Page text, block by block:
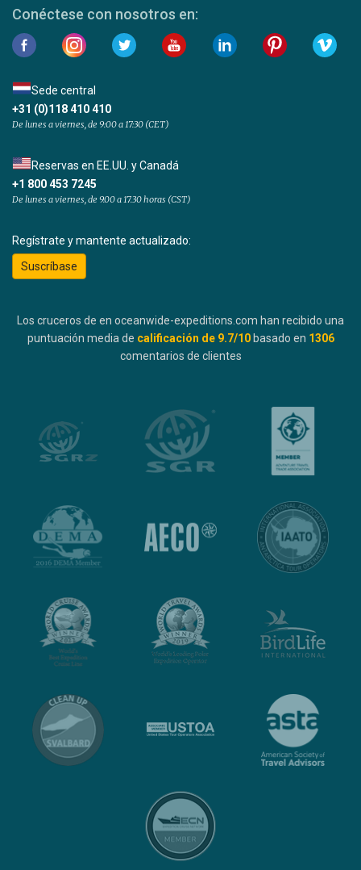
Conéctese con nosotros en:
Sede central
+31 (0)118 410 410
De lunes a viernes, de 9:00 a 17:30 (CET)
Reservas en EE.UU. y Canadá
+1 800 453 7245
De lunes a viernes, de 9.00 a 17.30 horas (CST)
Regístrate y mantente actualizado:
Suscríbase
Los cruceros de en oceanwide-expeditions.com han recibido una
puntuación media de calificación de 9.7/10 basado en 1306
comentarios de clientes